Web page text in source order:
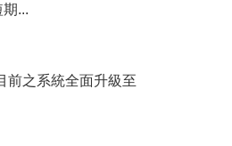
...
前之系統全面升級至